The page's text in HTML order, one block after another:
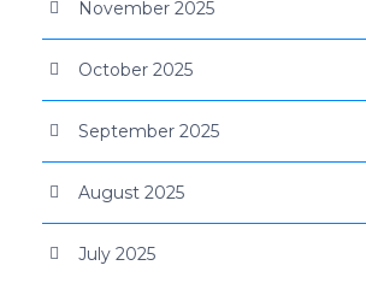
November 2025
October 2025
September 2025
August 2025
July 2025